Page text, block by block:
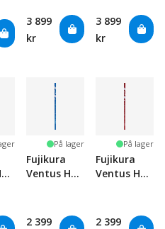
3 899
kr
3 899
kr
På lager
Fujikura
Ventus HB
2 399
På lager
Fujikura
Ventus HB
2 399